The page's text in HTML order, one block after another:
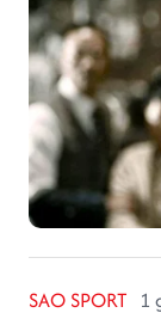
SAO SPORT 1